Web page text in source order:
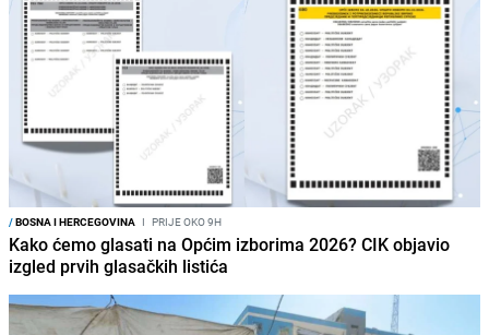
/BOSNA I HERCEGOVINA I PRIJE OKO 9H
Kako ćemo glasati na Općim izborima 2026? CIK objavio
izgled prvih glasačkih listića